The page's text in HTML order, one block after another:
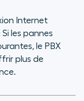
Internet
Si les pannes
le PBX
plus de